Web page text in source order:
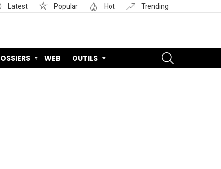
Latest Popular Hot Trending
WEB OUTILS